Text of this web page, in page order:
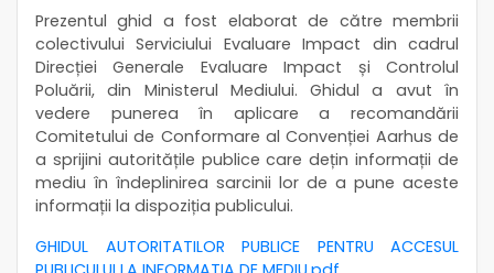
Prezentul ghid a fost elaborat de către membrii
colectivului Serviciului Evaluare Impact din cadrul
Direcției Generale Evaluare Impact și Controlul
Poluării, din Ministerul Mediului. Ghidul a avut în
vedere punerea în aplicare a recomandării
Comitetului de Conformare al Convenției Aarhus de
a sprijini autoritățile publice care dețin informații de
mediu în îndeplinirea sarcinii lor de a pune aceste
informații la dispoziția publicului.
GHIDUL AUTORITATILOR PUBLICE PENTRU ACCESUL